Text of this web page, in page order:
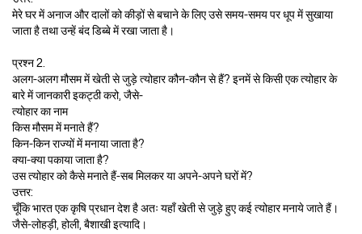
मेरे घर में अनाज और दालों को कीड़ों से बचाने के लिए उसे समय-समय पर धूप में सुखाया
जाता है तथा उन्हें बंद डिब्बे में रखा जाता है।
प्रश्न 2.
अलग-अलग मौसम में खेती से जुड़े त्योहार कौन-कौन से हैं? इनमें से किसी एक त्योहार के
बारे में जानकारी इकट्ठी करो, जैसे-
त्योहार का नाम
किस मौसम में मनाते हैं?
किन-किन राज्यों में मनाया जाता है?
क्या-क्या पकाया जाता है?
उस त्योहार को कैसे मनाते हैं-सब मिलकर या अपने-अपने घरों में?
उत्तर:
चूँकि भारत एक कृषि प्रधान देश है अतः यहाँ खेती से जुड़े हुए कई त्योहार मनाये जाते हैं।
जैसे-लोहड़ी, होली, बैशाखी इत्यादि।